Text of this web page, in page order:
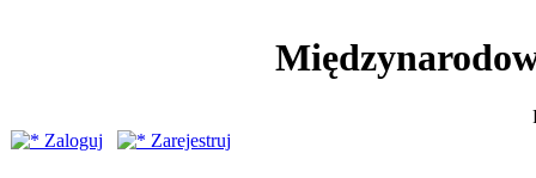
Zaloguj
Zarejestruj